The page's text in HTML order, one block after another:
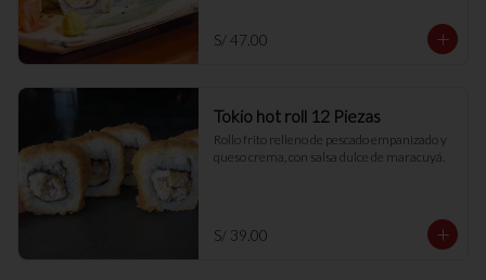
S/ 47.00
Tokio hot roll 12 Piezas
Rollo frito relleno de pescado empanizado y
queso crema, con salsa dulce de maracuyá.
S/ 39.00